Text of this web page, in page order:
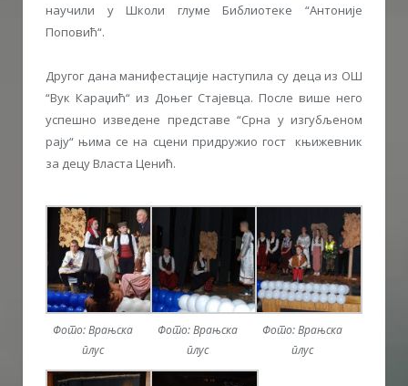
научили у Школи глуме Библиотеке “Антоније
Поповић“.
Другог дана манифестације наступила су деца из ОШ
“Вук Караџић“ из Доњег Стајевца. После више него
успешно изведене представе “Срна у изгубљеном
рају“ њима се на сцени придружио гост књижевник
за децу Власта Ценић.
Фото: Врањска
плус
Фото: Врањска
плус
Фото: Врањска
плус